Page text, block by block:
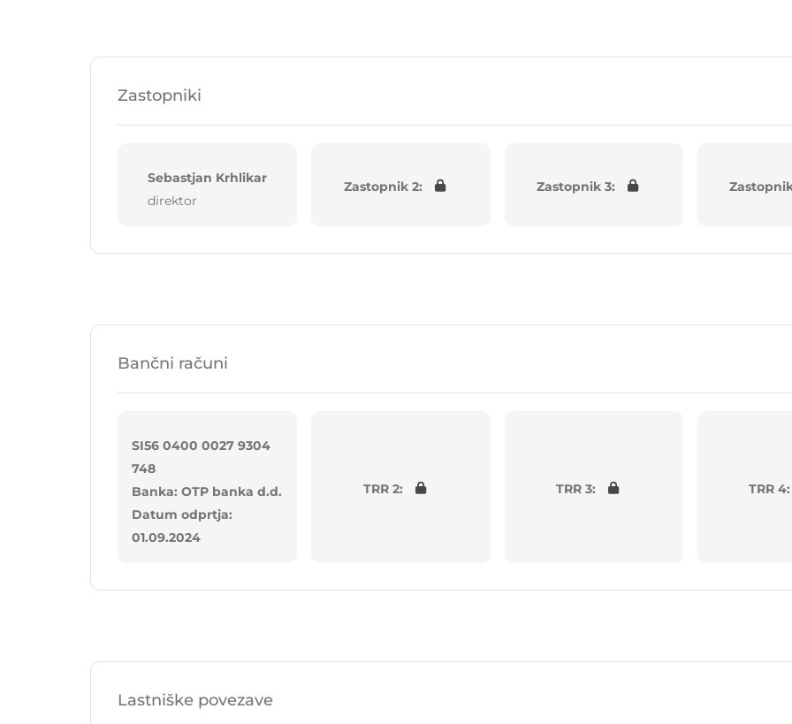
Zastopniki
Sebastjan Krhlikar
direktor
Zastopnik 2: Zastopnik 3:
Bančni računi
SI56 0400 0027 9304
748
Banka: OTP banka d.d.
Datum odprtja:
01.09.2024
TRR 2: TRR 3: TRR 4:
Lastniške povezave